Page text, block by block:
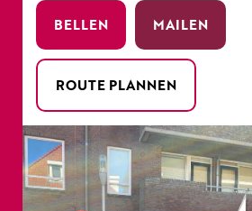
BELLEN MAILEN
ROUTE PLANNEN